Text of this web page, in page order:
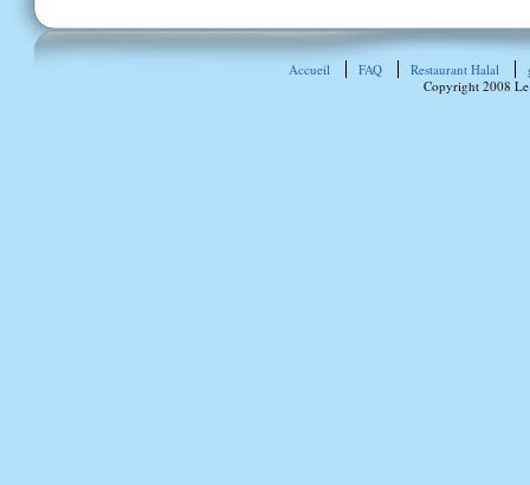
Accueil FAQ Restaurant Halal
Copyright 2008